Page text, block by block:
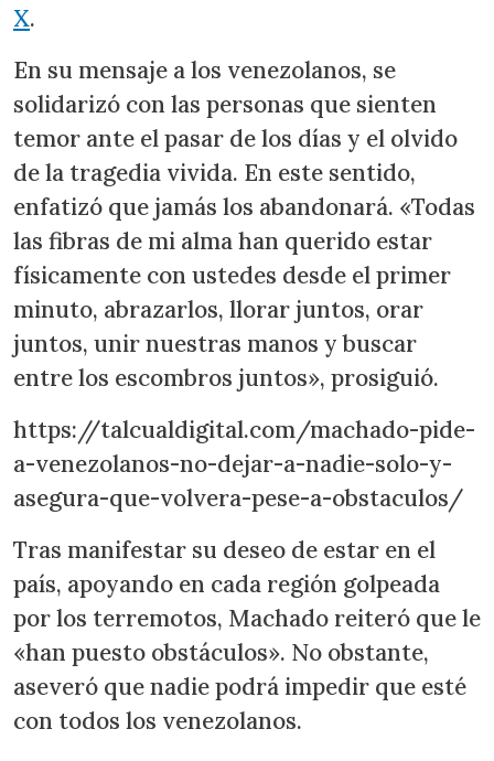
X.
En su mensaje a los venezolanos, se
solidarizó con las personas que sienten
temor ante el pasar de los días y el olvido
de la tragedia vivida. En este sentido,
enfatizó que jamás los abandonará. «Todas
las fibras de mi alma han querido estar
físicamente con ustedes desde el primer
minuto, abrazarlos, llorar juntos, orar
juntos, unir nuestras manos y buscar
entre los escombros juntos», prosiguió.
https://talcualdigital.com/machado-pide-
a-venezolanos-no-dejar-a-nadie-solo-y-
asegura-que-volvera-pese-a-obstaculos/
Tras manifestar su deseo de estar en el
país, apoyando en cada región golpeada
por los terremotos, Machado reiteró que le
«han puesto obstáculos». No obstante,
aseveró que nadie podrá impedir que esté
con todos los venezolanos.